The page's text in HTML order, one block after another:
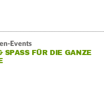
Events
FÜR DIE GANZE F